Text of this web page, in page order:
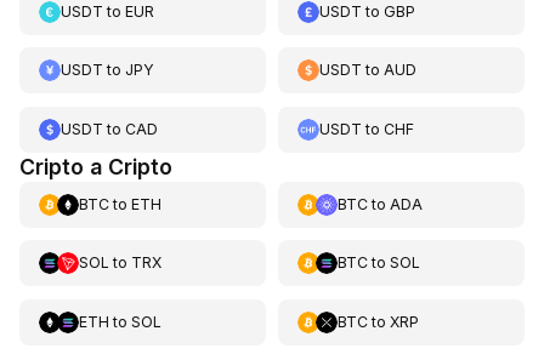
USDT to EUR USDT toGBP
USDT to JPY USDT toAUD
USDT to CAD USDT toCHF
Cripto a Cripto
BTCto ETH BTCto ADA
SOL to TRX BTCto SOL
ETH to SOL BTCto XRP